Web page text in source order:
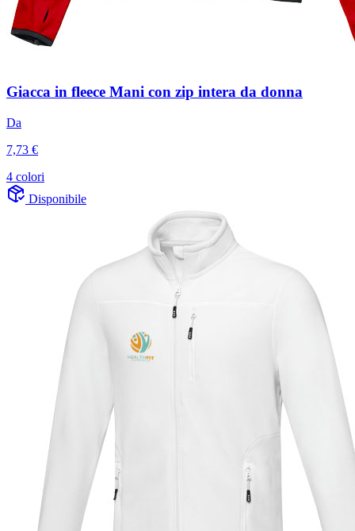
Giacca in fleece Mani con zip intera da donna
Da
7,73 €
4 colori
Disponibile